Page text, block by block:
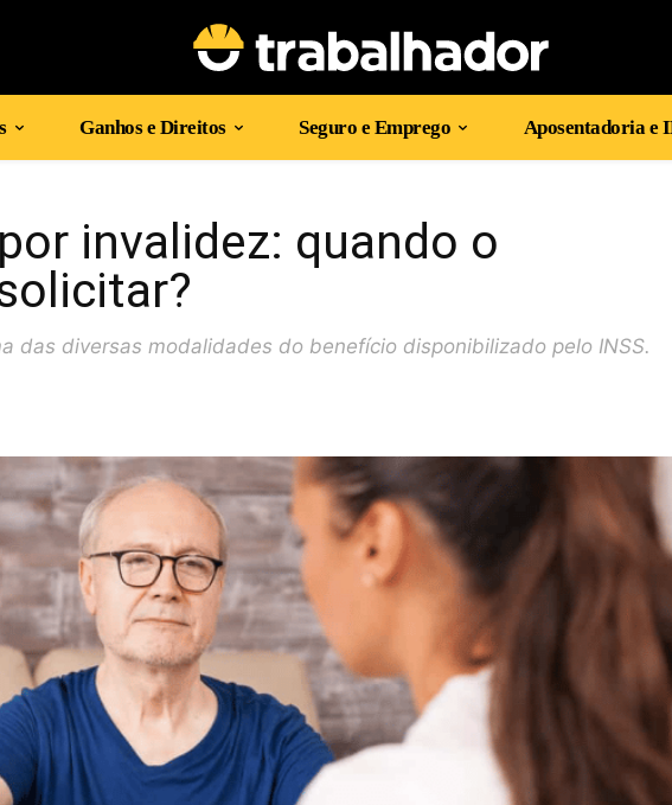
Ganhos e Direitos Seguro e Emprego Aposentadoria e
invalidez: quando o
das diversas modalidades do benefício disponibilizado pelo INSS.